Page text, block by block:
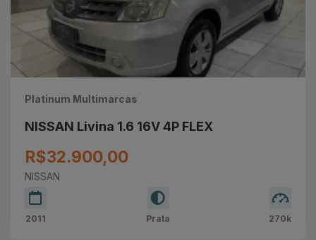
Platinum Multimarcas
NISSAN Livina 1.6 16V 4P FLEX
R$32.900,00
NISSAN
2011 Prata 270k